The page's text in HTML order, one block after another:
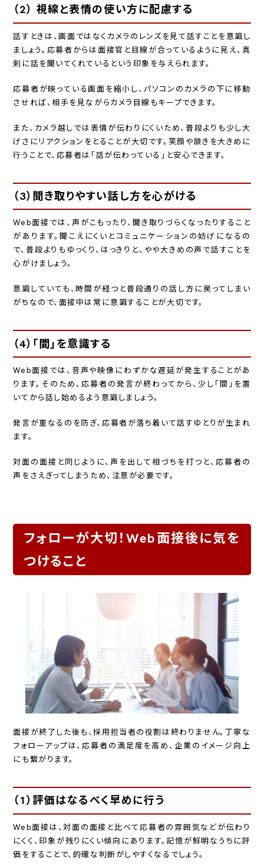
（2） 視線と表情の使い方に配慮する
話すときは、画面ではなくカメラのレンズを見て話すことを意識し
ましょう。応募者からは面接官と目線が合っているように見え、真
剣に話を聞いてくれているという印象を与えられます。
応募者が映っている画面を縮小し、パソコンのカメラの下に移動
させれば、相手を見ながらカメラ目線もキープできます。
また、カメラ越しでは表情が伝わりにくいため、普段よりも少し大
げさにリアクションをとることが大切です。笑顔や頷きを大きめに
行うことで、応募者は「話が伝わっている」と安心できます。
（3）聞き取りやすい話し方を心がける
Web面接では、声がこもったり、聞き取りづらくなったりすること
があります。聞こえにくいとコミュニケーションの妨げになるの
で、普段よりもゆっくり、はっきりと、やや大きめの声で話すことを
心がけましょう。
意識していても、時間が経つと普段通りの話し方に戻ってしまい
がちなので、面接中は常に意識することが大切です。
（4）「間」を意識する
Web面接では、音声や映像にわずかな遅延が発生することがあ
ります。そのため、応募者の発言が終わってから、少し「間」を置
いてから話し始めるよう意識しましょう。
発言が重なるのを防ぎ、応募者が落ち着いて話すゆとりが生まれ
ます。
対面の面接と同じように、声を出して相づちを打つと、応募者の
声をさえぎってしまうため、注意が必要です。
フォローが大切！Web面接後に気を
つけること
面接が終了した後も、採用担当者の役割は終わりません。丁寧な
フォローアップは、応募者の満足度を高め、企業のイメージ向上
にも繋がります。
（1）評価はなるべく早めに行う
Web面接は、対面の面接と比べて応募者の雰囲気などが伝わり
にくく、印象が残りにくい傾向にあります。記憶が鮮明なうちに評
価をすることで、的確な判断がしやすくなるでしょう。